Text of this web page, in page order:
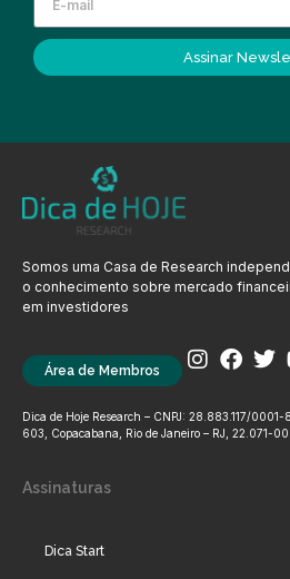
Assinar
Somos uma Casa de Research
o conhecimento sobre mercado
em investidores
Área de Membros
Dica de Hoje Research – CNPJ: 28.883.117/
603, Copacabana, Rio de Janeiro – RJ, 22.071-00
Assinaturas
Dica Start